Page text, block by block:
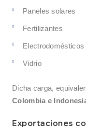
Paneles solares
Fertilizantes
Electrodomésticos
Vidrio
Dicha carga,
Colombia e
Exportaciones